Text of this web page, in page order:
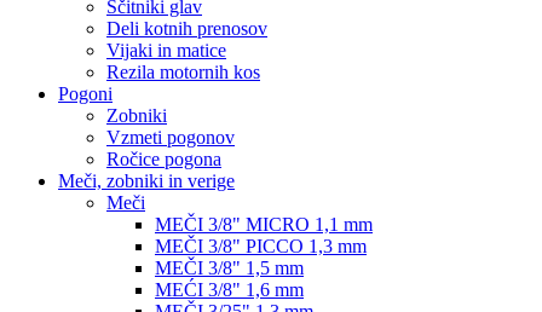
Ščitniki glav
Deli kotnih prenosov
Vijaki in matice
Rezila motornih kos
Pogoni
Zobniki
Vzmeti pogonov
Ročice pogona
Meči, zobniki in verige
Meči
MEČI 3/8" MICRO 1,1 mm
MEČI 3/8" PICCO 1,3 mm
MEČI 3/8" 1,5 mm
MEĆI 3/8" 1,6 mm